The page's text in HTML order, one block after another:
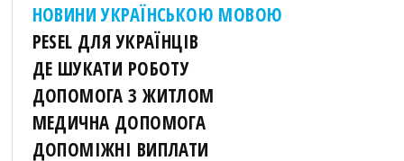
НОВИНИ УКРАЇНСЬКОЮ МОВОЮ
PESEL ДЛЯ УКРАЇНЦІВ
ДЕ ШУКАТИ РОБОТУ
ДОПОМОГА З ЖИТЛОМ
МЕДИЧНА ДОПОМОГА
ДОПОМІЖНІ ВИПЛАТИ